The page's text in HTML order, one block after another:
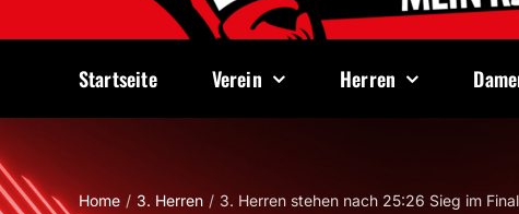
Startseite Verein Herren
Home 3. Herren 3. Herren stehen nach 25:26 Sieg im